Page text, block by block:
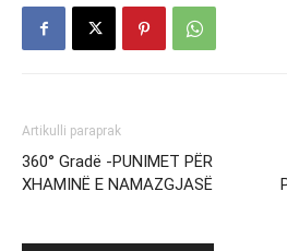
Artikulli paraprak
360° Gradë -PUNIMET PËR
XHAMINË E NAMAZGJASË